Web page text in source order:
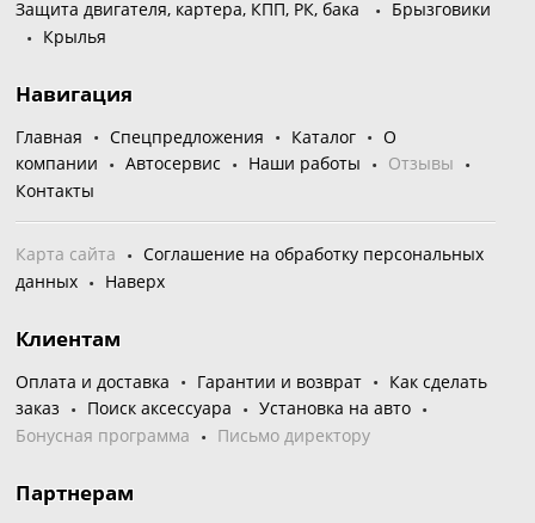
Защита двигателя, картера, КПП, РК, бака
Брызговики
Крылья
Навигация
Главная Спецпредложения Каталог
О
компании
Автосервис Наши работы
Отзывы
Контакты
Карта сайта
Соглашение на обработку персональных
данных
Наверх
Клиентам
Оплата и доставка Гарантии и возврат
Как сделать
заказ
Поиск аксессуара
Установка на авто
Бонусная программа
Письмо директору
Партнерам